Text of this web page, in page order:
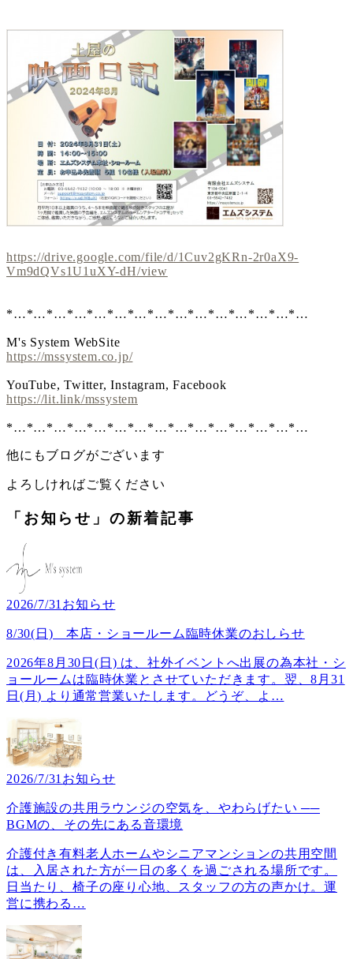
https://drive.google.com/file/d/1Cuv2gKRn-2r0aX9-
Vm9dQVs1U1uXY-dH/view
*…*…*…*…*…*…*…*…*…*…*…*…*…*…*…
M's System WebSite
https://mssystem.co.jp/
YouTube, Twitter, Instagram, Facebook
https://lit.link/mssystem
*…*…*…*…*…*…*…*…*…*…*…*…*…*…*…
他にもブログがございます
よろしければご覧ください
「お知らせ」の新着記事
2026/7/31お知らせ
8/30(日) 本店・ショールーム臨時休業のおしらせ
2026年8月30日(日) は、社外イベントへ出展の為本社・シ
ョールームは臨時休業とさせていただきます。翌、8月31
日(月) より通常営業いたします。どうぞ、よ …
2026/7/31お知らせ
介護施設の共用ラウンジの空気を、やわらげたい ──
BGMの、その先にある音環境
介護付き有料老人ホームやシニアマンションの共用空間
は、入居された方が一日の多くを過ごされる場所です。
日当たり、椅子の座り心地、スタッフの方の声かけ。運
営に携わる …